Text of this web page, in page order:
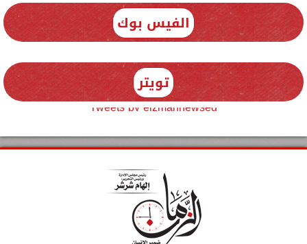
الفيس بوك
تويتر
Tweets by elzmannewseg